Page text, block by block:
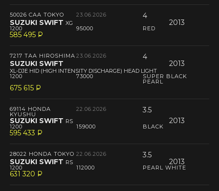
50026 CAA TOKYO 23.06.2026 4
SUZUKI SWIFT XG 2013
1200 95000 RED
585 495 P
--
7217 TAA HIROSHIMA 23.06.2026 4
SUZUKI SWIFT
XL-DJE HID (HIGH INTENSITY DISCHARGE) HEAD LIGHT
2013
1200 73000 SUPER BLACK
PEARL
675 615 P
--
69114 HONDA
KYUSHU
22.06.2026
3.5
SUZUKI SWIFT RS 2013
1200 159000 BLACK
595 433 P
--
28022 HONDA TOKYO 22.06.2026 3.5
SUZUKI SWIFT RS 2013
1200 112000 PEARL WHITE
631 320 P
--